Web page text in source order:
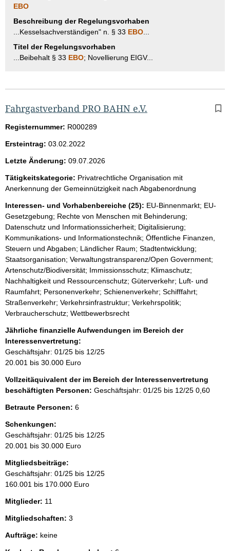
EBO
Beschreibung der Regelungsvorhaben
...Kesselsachverständigen" n. § 33 EBO
Titel der Regelungsvorhaben
...Beibehalt § 33 EBO; Novellierung EIGV...
Fahrgastverband PRO BAHN e.V.
Registernummer: R000289
Ersteintrag: 03.02.2022
Letzte Änderung: 09.07.2026
Tätigkeitskategorie: Privatrechtliche Organisation mit
Anerkennung der Gemeinnützigkeit nach Abgabenordnung
Interessen- und Vorhabenbereiche (25): EU-Binnenmarkt; EU-
Gesetzgebung; Rechte von Menschen mit Behinderung;
Datenschutz und Informationssicherheit; Digitalisierung;
Kommunikations- und Informationstechnik; Öffentliche Finanzen,
Steuern und Abgaben; Ländlicher Raum; Stadtentwicklung;
Staatsorganisation; Verwaltungstransparenz/Open Government;
Artenschutz/Biodiversität; Immissionsschutz; Klimaschutz;
Nachhaltigkeit und Ressourcenschutz; Güterverkehr; Luft- und
Raumfahrt; Personenverkehr; Schienenverkehr; Schifffahrt;
Straßenverkehr; Verkehrsinfrastruktur; Verkehrspolitik;
Verbraucherschutz; Wettbewerbsrecht
Jährliche finanzielle Aufwendungen im Bereich der
Interessenvertretung:
Geschäftsjahr: 01/25 bis 12/25
20.001 bis 30.000 Euro
Vollzeitäquivalent der im Bereich der Interessenvertretung
beschäftigten Personen: Geschäftsjahr: 01/25 bis 12/25 0,60
Betraute Personen: 6
Schenkungen:
Geschäftsjahr: 01/25 bis 12/25
20.001 bis 30.000 Euro
Mitgliedsbeiträge:
Geschäftsjahr: 01/25 bis 12/25
160.001 bis 170.000 Euro
Mitglieder: 11
Mitgliedschaften: 3
Aufträge: keine